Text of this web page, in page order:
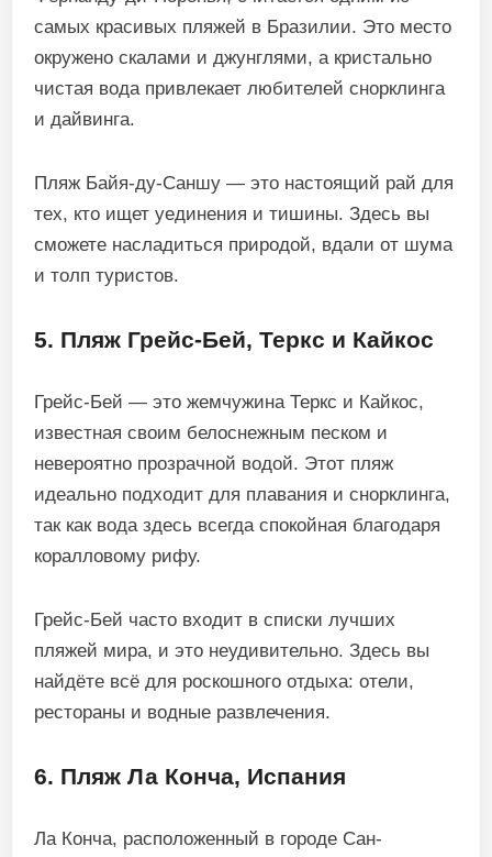
самых красивых пляжей в Бразилии. Это место
окружено скалами и джунглями, а кристально
чистая вода привлекает любителей снорклинга
и дайвинга.
Пляж Байя-ду-Саншу — это настоящий рай для
тех, кто ищет уединения и тишины. Здесь вы
сможете насладиться природой, вдали от шума
и толп туристов.
5. Пляж Грейс-Бей, Теркс и Кайкос
Грейс-Бей — это жемчужина Теркс и Кайкос,
известная своим белоснежным песком и
невероятно прозрачной водой. Этот пляж
идеально подходит для плавания и снорклинга,
так как вода здесь всегда спокойная благодаря
коралловому рифу.
Грейс-Бей часто входит в списки лучших
пляжей мира, и это неудивительно. Здесь вы
найдёте всё для роскошного отдыха: отели,
рестораны и водные развлечения.
6. Пляж Ла Конча, Испания
Ла Конча, расположенный в городе Сан-